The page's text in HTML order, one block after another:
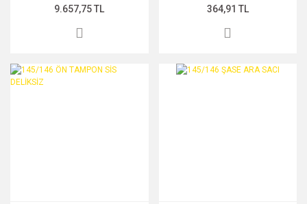
9.657,75 TL 364,91 TL